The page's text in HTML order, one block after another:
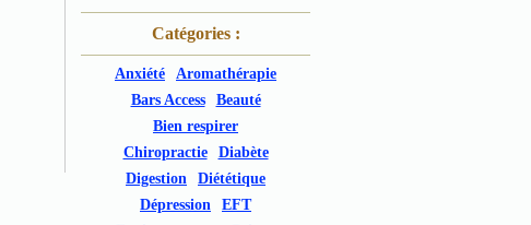
Catégories :
Anxiété
Aromathérapie
Bars Access
Beauté
Bien respirer
Chiropractie
Diabète
Digestion
Diététique
Dépression
EFT